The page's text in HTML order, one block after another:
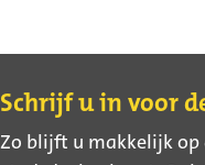
Contact
Schrijf u in voor
Zo blijft u makkelijk op